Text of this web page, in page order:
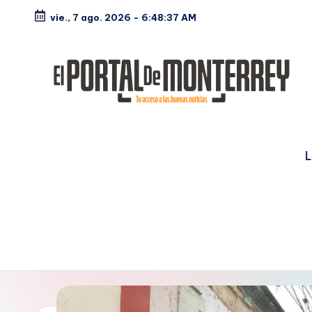
contenido
vie., 7 ago. 2026 - 6:48:38 AM
a